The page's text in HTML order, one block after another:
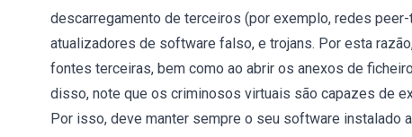
descarregamento de terceiros (por exemplo, redes
atualizadores de software falso, e trojans. Por esta
fontes terceiras, bem como ao abrir os anexos de
disso, note que os criminosos virtuais são capazes de
Por isso, deve manter sempre o seu software instalado